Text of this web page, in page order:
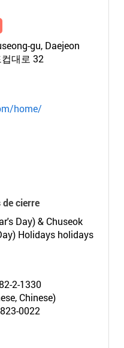
gu, Daejeon
대로 32
home/
cierre
Day) & Chuseok
Holidays holidays
2-1330
Chinese)
0022